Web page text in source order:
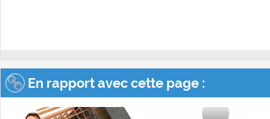
En rapport avec cette page :